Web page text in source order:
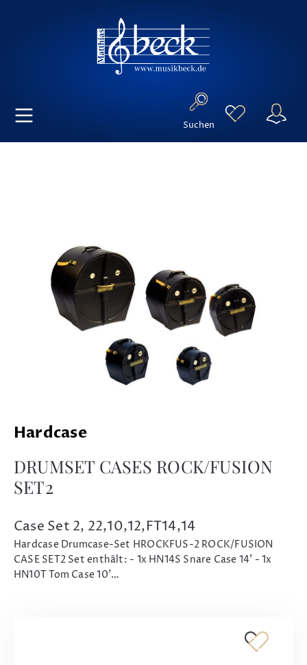
Suchen
Hardcase
DRUMSET CASES ROCK/FUSION
SET2
Case Set 2, 22,10,12,FT14,14
Hardcase Drumcase-Set HROCKFUS-2 ROCK/FUSION
CASE SET2 Set enthält: - 1x HN14S Snare Case 14' - 1x
HN10T Tom Case 10'…